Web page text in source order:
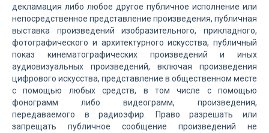
декламация либо любое другое публичное исполнение или
непосредственное представление произведения, публичная
выставка произведений изобразительного, прикладного,
фотографического и архитектурного искусства, публичный
показ кинематографических произведений и иных
аудиовизуальных произведений, включая произведения
цифрового искусства, представление в общественном месте
с помощью любых средств, в том числе с помощью
фонограмм либо видеограмм, произведения,
передаваемого в радиоэфир. Право разрешать или
запрещать публичное сообщение произведений не